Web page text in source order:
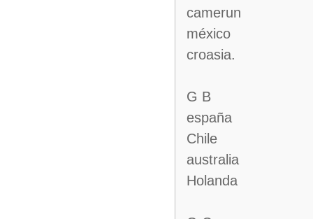
camerun
méxico
croasia.
G B
españa
Chile
australia
Holanda